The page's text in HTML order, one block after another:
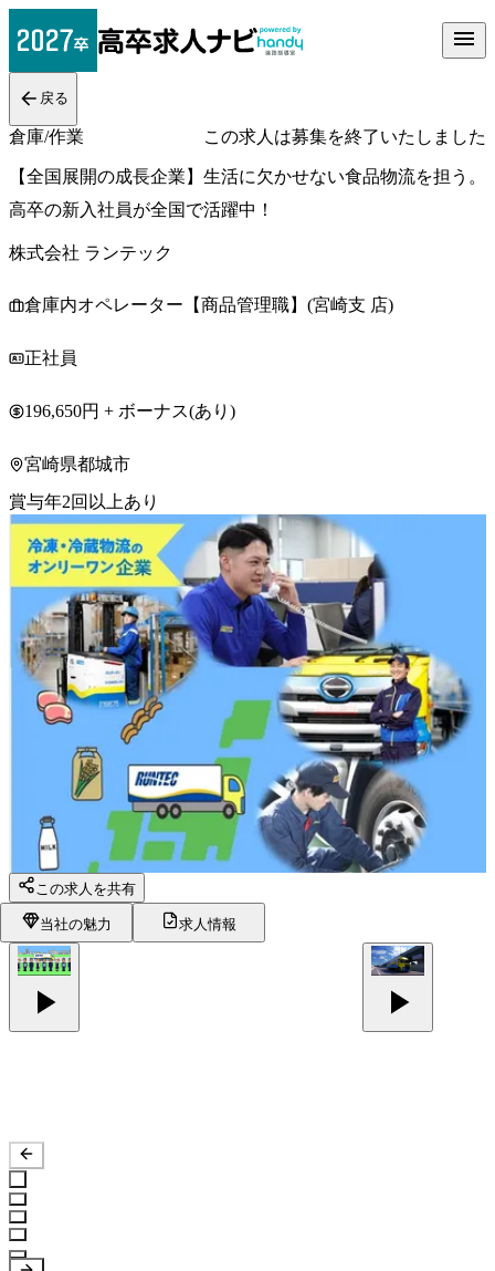
戻る
倉庫/作業 この求人は募集を終了いたしました
【全国展開の成長企業】生活に欠かせない食品物流を担う。
高卒の新入社員が全国で活躍中！
株式会社 ランテック
倉庫内オペレーター【商品管理職】(宮崎支 店)
正社員
196,650円 + ボーナス(あり)
宮崎県都城市
賞与年2回以上あり
この求人を共有
当社の魅力 求人情報